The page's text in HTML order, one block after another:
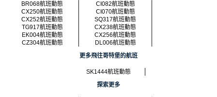
BR068航班動態
CI082航班動態
CX250航班動態
CI070航班動態
CX252航班動態
SQ317航班動態
TG917航班動態
CX238航班動態
EK004航班動態
CX256航班動態
CZ304航班動態
DL006航班動態
更多飛往哥特堡的航班
SK1444航班動態
探索更多